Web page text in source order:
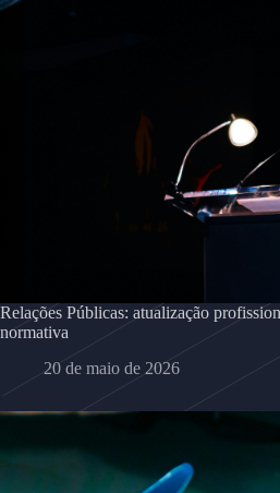
Relações Públicas: atualização
normativa
20 de maio de 2026